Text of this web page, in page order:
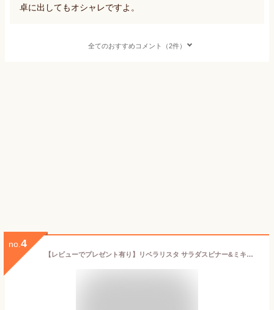
卓に出してもオシャレですよ。
全てのおすすめコメント（2件）
no. 4
【レビューでプレゼント有り】リベラリスタ サラダスピナー&ミキサー LIBERALISTA サラダ 水切り食洗機対応 撹拌 クリーム 野菜 ザル ドレッシング ヘルシー ミキサー コンパクト トライタン 耐熱 おしゃれ かわいい pop 雑貨 キッチン リス